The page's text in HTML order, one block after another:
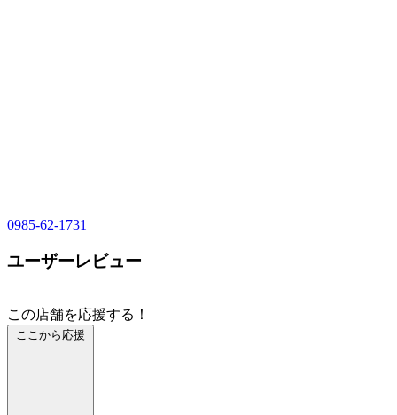
0985-62-1731
ユーザーレビュー
この店舗を応援する！
ここから応援